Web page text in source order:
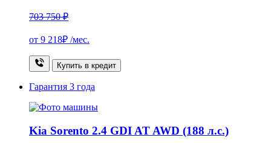
703 750 ₽
от 9 218₽ /мес.
Купить в кредит
Гарантия 3 года
Kia Sorento 2.4 GDI AT AWD (188 л.с.)